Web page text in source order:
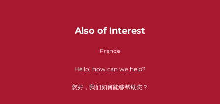
Also of Interest
France
Hello, how can we help?
您好，我们如何能够帮助您？